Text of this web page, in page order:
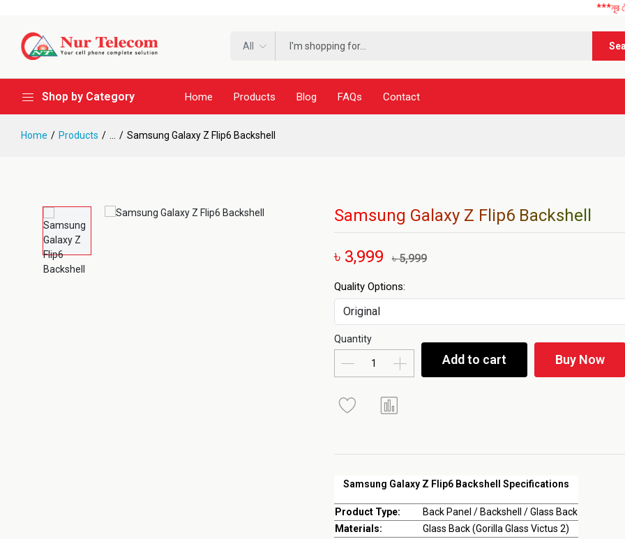
***নূর টেলিকম এ
All
Shop by Category Home Products Blog FAQs Contact
Home Products Samsung Galaxy Z Flip6 Backshell
Samsung Galaxy Z Flip6 Backshell
৳ 3,999 ৳ 5,999
Samsung Galaxy Z Flip6 Backshell Specifications
Product Type:
Back Panel / Backshell / Glass Back
Materials:
Glass Back (Gorilla Glass Victus 2)
Quality Options:
Quantity
Add to cart Buy Now